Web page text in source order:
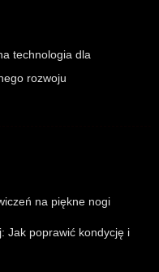
technologia dla
rozwoju
na piękne nogi
Jak poprawić kondycję i